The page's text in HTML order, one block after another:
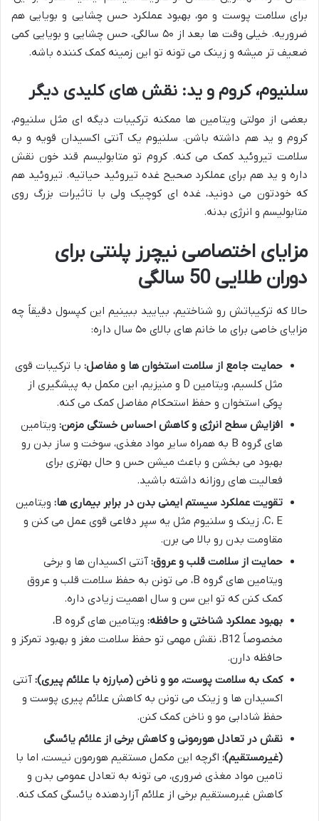
برای سلامت پوست و مو، بهبود عملکرد حس چشایی و بویایی هم
ضروریه. خیلی وقت ها بعد از ۵۰ سالگی، حس چشایی و بویایی کمی
ضعیف تر میشه و زینک می تونه تو این زمینه کمک کننده باشه.
سلنیوم، کروم و ید: نقش های کلیدی دیگر
بعضی از مولتی ویتامین ها ممکنه ترکیبات دیگه ای مثل سلنیوم،
کروم و ید هم داشته باشن. سلنیوم یک آنتی اکسیدان قویه و به
سلامت تیروئید کمک می کنه. کروم تو متابولیسم قند خون نقش
داره و ید هم برای عملکرد صحیح غده تیروئید حیاتیه. تیروئید هم
که خودتون می دونید، غده ای کوچیک ولی با تاثیرات بزرگ روی
متابولیسم و انرژی بدنه.
مزایای اختصاصی نیچرز پلنتی برای
دوران طلایی 50 سالگی
حالا که ترکیباتش رو شناختیم، بیایید ببینیم این کپسول دقیقاً چه
مزایای خاصی برای ما خانم های بالای ۵۰ سال داره:
حمایت جامع از سلامت استخوان ها و مفاصل: با ترکیبات قوی
مثل کلسیم، ویتامین D و منیزیم، این مکمل به پیشگیری از
پوکی استخوان و حفظ استحکام مفاصل کمک می کنه.
افزایش سطح انرژی و کاهش احساس خستگی مزمن: ویتامین
های گروه B به همراه سایر مواد مغذی، سوخت و ساز بدن رو
بهبود می بخشن و باعث میشن حس و حال بهتری برای
فعالیت های روزانه داشته باشید.
تقویت عملکرد سیستم ایمنی بدن در برابر بیماری ها: ویتامین
C، E، زینک و سلنیوم مثل یه سپر دفاعی قوی عمل می کنن و
مقاومت بدن رو بالا می برن.
حمایت از سلامت قلب و عروق: آنتی اکسیدان ها و برخی
ویتامین های گروه B، می تونن به حفظ سلامت قلب و عروق
کمک کنن که تو این سن و سال اهمیت زیادی داره.
بهبود عملکرد شناختی و حافظه:
ویتامین های گروه B،
مخصوصاً B12، نقش مهمی تو حفظ سلامت مغز و بهبود تمرکز و
حافظه دارن.
کمک به سلامت پوست، مو و ناخن (مبارزه با علائم پیری): آنتی
اکسیدان ها و زینک می تونن به کاهش علائم پیری پوست و
حفظ شادابی مو و ناخن کمک کنن.
نقش در تعادل هورمونی و کاهش برخی از علائم یائسگی
(غیرمستقیم): اگرچه این مکمل مستقیم هورمون نیست، اما با
تامین مواد مغذی ضروری، می تونه به تعادل عمومی بدن و
کاهش غیرمستقیم برخی از علائم آزاردهنده یائسگی کمک کنه.